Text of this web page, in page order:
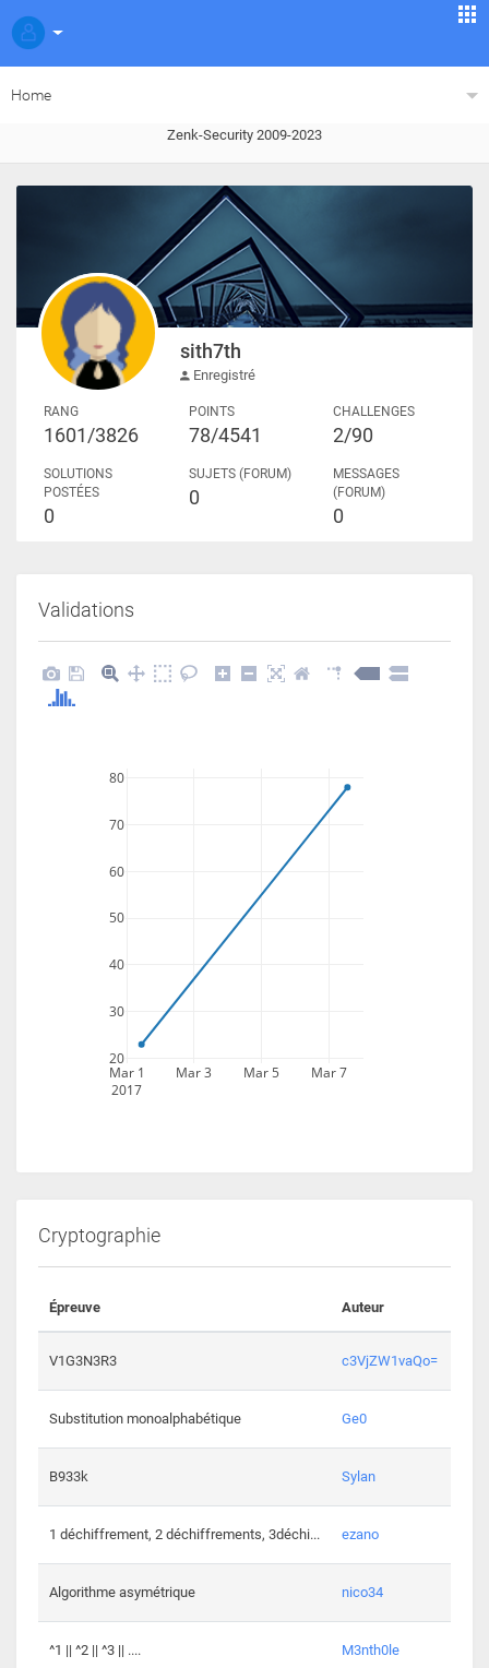
Home
Zenk-Security 2009-2023
sith7th
Enregistré
RANG
1601/3826
POINTS
78/4541
CHALLENGES
2/90
SOLUTIONS
POSTÉES
0
SUJETS (FORUM)
0
MESSAGES
(FORUM)
0
Validations
Mar 1
2017
Mar 3 Mar 5 Mar 7
20
30
40
50
60
70
80
Cryptographie
Épreuve Auteur
V1G3N3R3 c3VjZW1vaQo=
Substitution monoalphabétique Ge0
B933k Sylan
1 déchiffrement, 2 déchiffrements, 3déchi... ezano
Algorithme asymétrique nico34
^1 || ^2 || ^3 || .... M3nth0le